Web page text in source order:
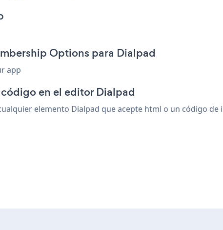
Options para Dialpad
app
en el editor Dialpad
elemento Dialpad que acepte html o un código de